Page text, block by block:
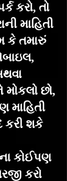
કરો, તો
માહિતી
કે તમારું
છો,
કરી શકે
કોઈપણ
કરો